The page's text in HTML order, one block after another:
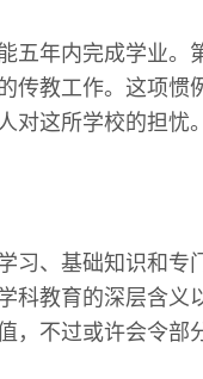
五年内完成学业。
传教工作。这项惯
对这所学校的担忧。
习、基础知识和专
科教育的深层含义
不过或许会令部